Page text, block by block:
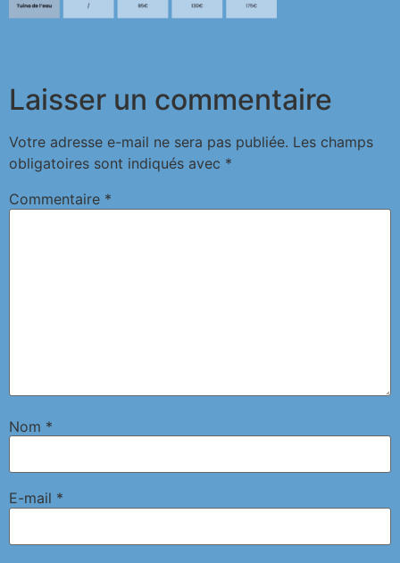
Laisser un commentaire
Votre adresse e-mail ne sera pas publiée. Les champs
obligatoires sont indiqués avec *
Commentaire *
Nom *
E-mail *